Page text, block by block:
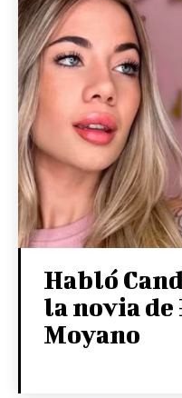
Habló
la novia de
Moyano